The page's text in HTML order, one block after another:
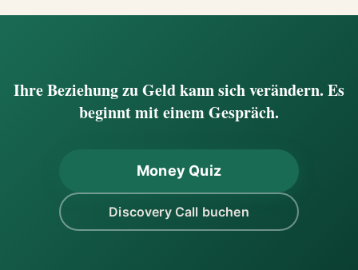
Ihre Beziehung zu Geld kann sich verändern. Es
beginnt mit einem Gespräch.
Money Quiz
Discovery Call buchen